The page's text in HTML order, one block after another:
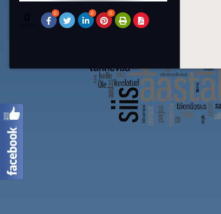
0 0 0 0